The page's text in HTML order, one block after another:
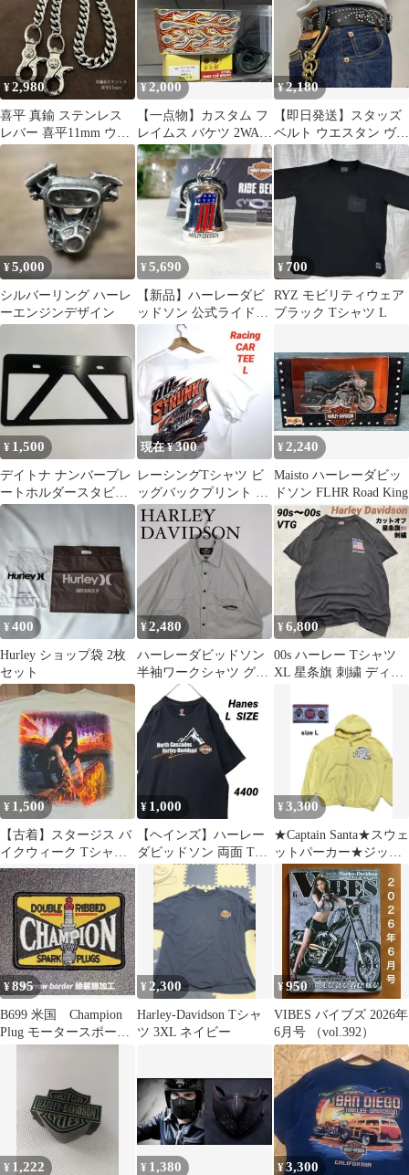
¥2,980
喜平 真鍮 ステンレス
レバー 喜平11mm ウォ
レットチェーン シルバ
¥2,000
【一点物】カスタム フ
レイムス バケツ 2WAY
ピンストライプ ガレー
ジ
¥2,180
【即日発送】スタッズ
ベルト ウエスタン ヴィ
ンテージ アメカジ バイ
ク y2k
¥5,000
シルバーリング ハーレ
ーエンジンデザイン
¥5,690
【新品】ハーレーダビ
ッドソン 公式ライドベ
ル No1アメリカンフラ
¥ 700
RYZ モビリティウェア
ブラック Tシャツ L
¥ 1,500
デイトナ ナンバープレ
ートホルダースタビラ
イザー ブラック
99678
現在 ¥300
レーシングTシャツ ビ
ッグバックプリント ホ
ワイト Y2K ストリート
古着 L
¥ 2,240
Maisto ハーレーダビッ
ドソン FLHR Road King
¥400
Hurley ショップ袋 2枚
セット
¥2,480
ハーレーダビッドソン
半袖ワークシャツ グレ
ー XL
¥6,800
00s ハーレー Tシャツ
XL 星条旗 刺繍 ディー
¥ 1,500
【古着】スタージス バ
イクウィーク Tシャツ
両面プリント XL ベー
ジュ
¥ 1,000
【ヘインズ】ハーレー
ダビッドソン 両面 Tシ
ャツ 黒 Hanes L
¥3,300
★Captain Santa★スウェ
ットパーカー★ジップ
アップ★ビッグロゴ
★L★
¥895
B699 米国 Champion
Plug モータースポー
¥2,300
Harley-Davidson Tシャ
ツ 3XL ネイビー
¥950
VIBES バイブズ 2026年
6月号 （vol.392）
¥ 1,222 ¥ 1,380 ¥3,300